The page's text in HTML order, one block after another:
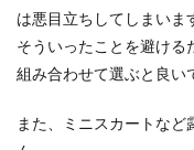
は悪目立ちしてしまいま
そういったことを避ける
組み合わせて選ぶと良い
また、ミニスカートな